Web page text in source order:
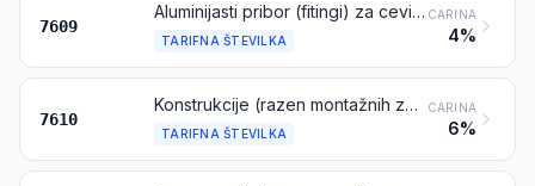
7609
Aluminijasti pribor (fitingi) za cevi (npr. spojnice, kolena, oglavki)
TARIFNA ŠTEVILKA
CARINA
4%
7610
Konstrukcije (razen montažnih zgradb iz tarifne številke 9406) in deli konstrukcij (npr.: mostovi in deli mostov, stolpi, predalčni stebri, strehe, strešna ogrodja, vrata in okna ter okvirji zanje, pragovi za vrata, ograje in stebri) iz aluminija; pločevine, palice, profili, cevi in podobno, iz aluminija, pripravljeni za uporabo v konstrukcijah
TARIFNA ŠTEVILKA
CARINA
6%